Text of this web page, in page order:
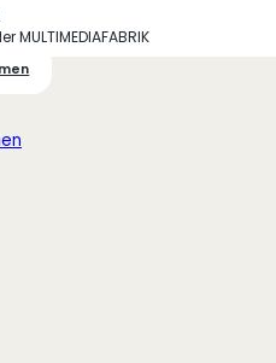
MULTIMEDIAFABRIK